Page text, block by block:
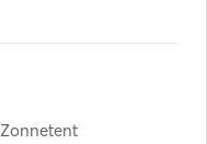
Zonnetent